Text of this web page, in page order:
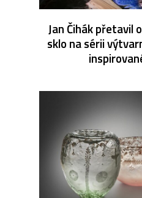
Jan Čihák přetavil
sklo na sérii